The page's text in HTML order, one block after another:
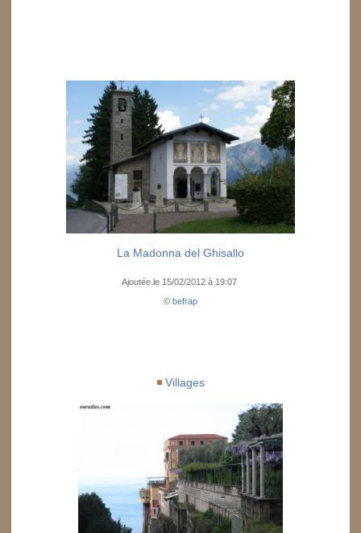
La Madonna del Ghisallo
Ajoutée le 15/02/2012 à 19:07
© befrap
Villages